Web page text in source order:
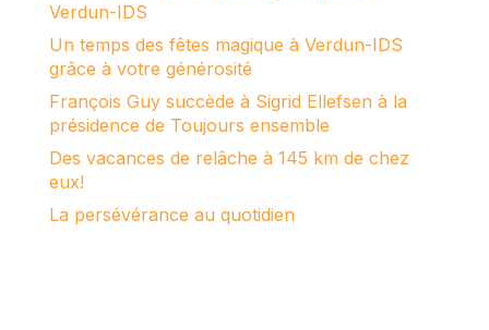
Verdun-IDS
Un temps des fêtes magique à Verdun-IDS
grâce à votre générosité
François Guy succède à Sigrid Ellefsen à la
présidence de Toujours ensemble
Des vacances de relâche à 145 km de chez
eux!
La persévérance au quotidien